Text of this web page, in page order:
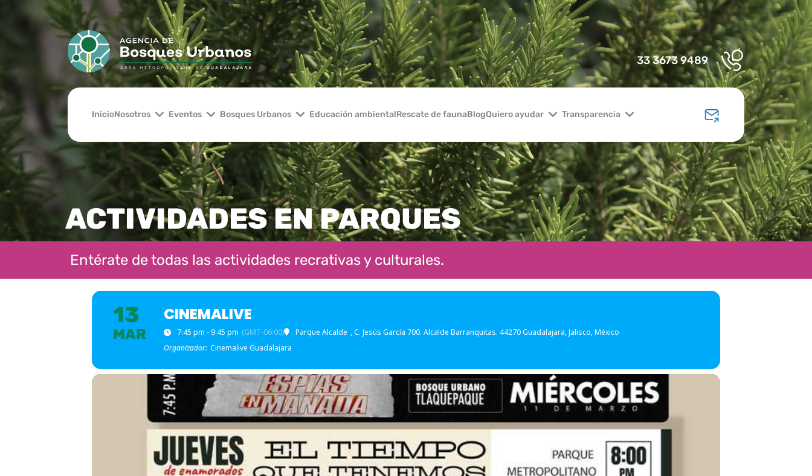
33 3673 9489
InicioNosotros Eventos Bosques Urbanos Educación ambientalRescate de faunaBlogQuiero ayudar Transparencia
ACTIVIDADES EN PARQUES
Entérate de todas las actividades recrativas y culturales.
13
MAR
CINEMALIVE
7:45 pm - 9:45 pm (GMT-06:00) Parque Alcalde , C. Jesús García 700. Alcalde Barranquitas. 44270 Guadalajara, Jalisco, México
Organizador: Cinemalive Guadalajara